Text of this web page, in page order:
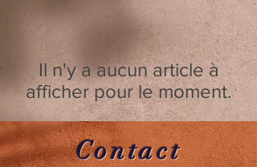
Il n'y a aucun article à
afficher pour le moment.
Contact